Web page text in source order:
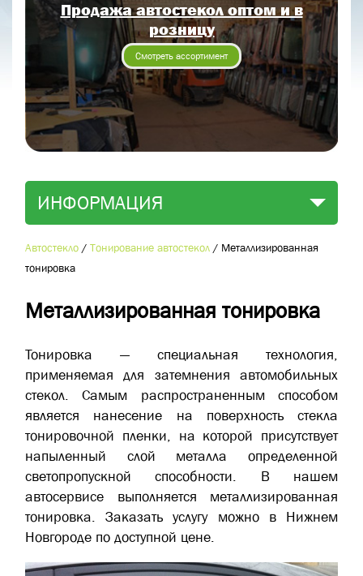
Продажа автостекол оптом и в
розницу
Смотреть ассортимент
ИНФОРМАЦИЯ
Автостекло / Тонирование автостекол / Металлизированная
тонировка
Металлизированная тонировка
Тонировка — специальная технология,
применяемая для затемнения автомобильных
стекол. Самым распространенным способом
является нанесение на поверхность стекла
тонировочной пленки, на которой присутствует
напыленный слой металла определенной
светопропускной способности. В нашем
автосервисе выполняется металлизированная
тонировка. Заказать услугу можно в Нижнем
Новгороде по доступной цене.
Отправить
Отправить заявку